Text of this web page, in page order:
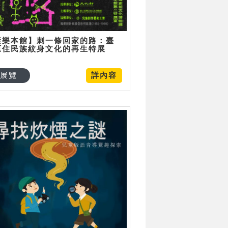
樂本館】刺一條回家的路：臺
住民族紋身文化的再生特展
詳內容
展覽